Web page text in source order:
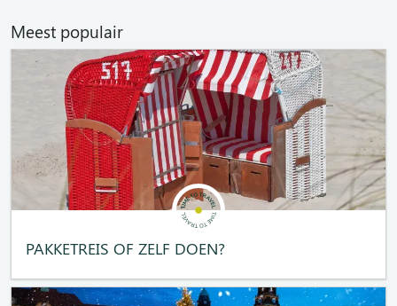
Meest populair
PAKKETREIS OF ZELF DOEN?